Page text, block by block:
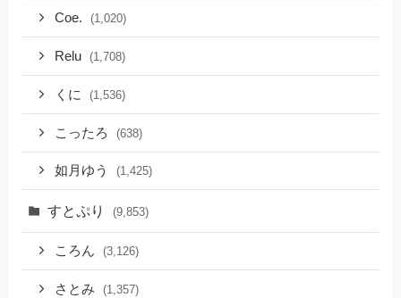
Coe. (1,020)
Relu (1,708)
くに (1,536)
こったろ (638)
如月ゆう (1,425)
すとぷり (9,853)
ころん (3,126)
さとみ (1,357)